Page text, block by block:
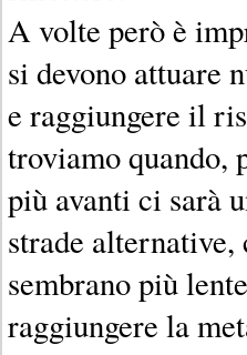
A volte però è
si devono attuare
e raggiungere il
troviamo quando,
più avanti ci sarà
strade
sembrano più
raggiungere la